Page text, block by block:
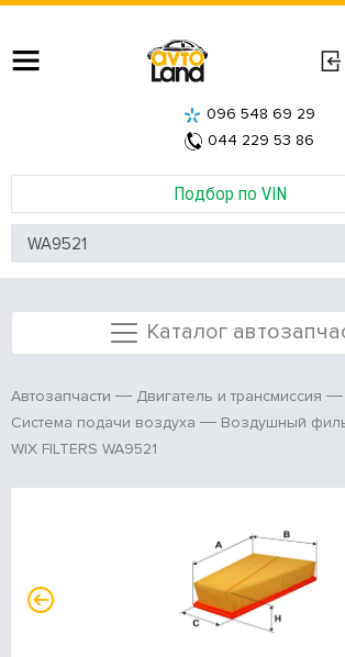
Подбор по VIN
096 548 69 29
044 229 53 86
Каталог
Автозапчасти
Двигатель и трансмиссия
Система подачи воздуха
Воздушный
WIX FILTERS WA9521